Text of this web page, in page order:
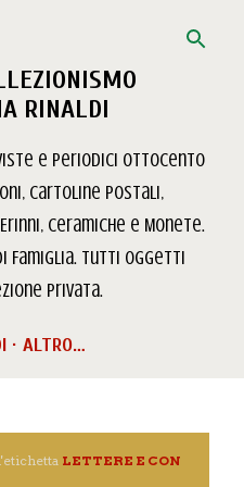
RINALDI
e Periodici Ottocento
Cartoline Postali,
Ceramiche e Monete.
Famiglia. Tutti oggetti
privata.
ALTRO…
LETTERE E CON